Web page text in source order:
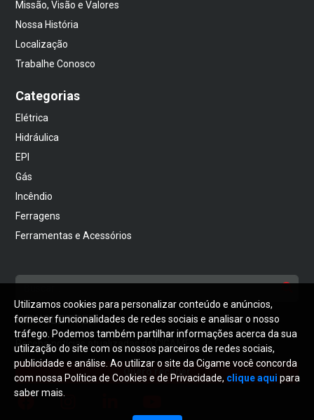
Missão, Visão e Valores
Nossa História
Localização
Trabalhe Conosco
Categorias
Elétrica
Hidráulica
EPI
Gás
Incêndio
Ferragens
Ferramentas e Acessórios
NEWSLETTER
Receba notícias atualizadas da CIGAME
Quero receber
Utilizamos cookies para personalizar conteúdo e anúncios,
fornecer funcionalidades de redes sociais e analisar o nosso
tráfego. Podemos também partilhar informações acerca da sua
utilização do site com os nossos parceiros de redes sociais,
publicidade e análise. Ao utilizar o site da Cigame você concorda
com nossa Política de Cookies e de Privacidade, clique aqui para
saber mais.